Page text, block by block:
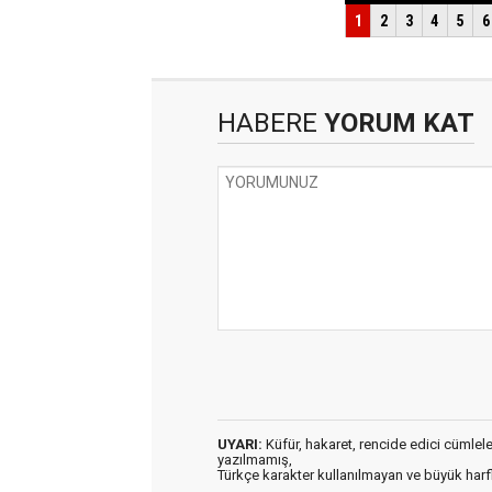
HABERE YORUM KAT
UYARI: Küfür, hakaret, rencide edici
yazılmamış,
Türkçe karakter kullanılmayan ve büyük